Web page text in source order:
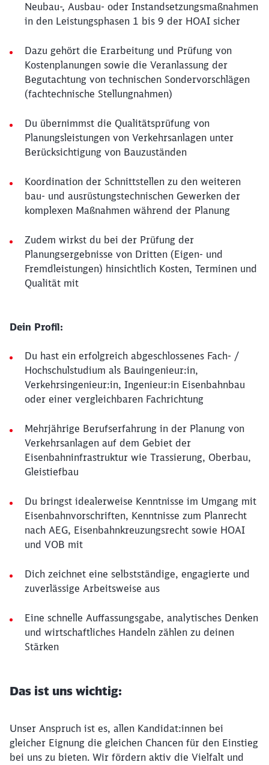
Neubau-, Ausbau- oder Instandsetzungsmaßnahmen
in den Leistungsphasen 1 bis 9 der HOAI sicher
Dazu gehört die Erarbeitung und Prüfung von
Kostenplanungen sowie die Veranlassung der
Begutachtung von technischen Sondervorschlägen
(fachtechnische Stellungnahmen)
Du übernimmst die Qualitätsprüfung von
Planungsleistungen von Verkehrsanlagen unter
Berücksichtigung von Bauzuständen
Koordination der Schnittstellen zu den weiteren
bau- und ausrüstungstechnischen Gewerken der
komplexen Maßnahmen während der Planung
Zudem wirkst du bei der Prüfung der
Planungsergebnisse von Dritten (Eigen- und
Fremdleistungen) hinsichtlich Kosten, Terminen und
Qualität mit
Dein Profil:
Du hast ein erfolgreich abgeschlossenes Fach- /
Hochschulstudium als Bauingenieur:in,
Verkehrsingenieur:in, Ingenieur:in Eisenbahnbau
oder einer vergleichbaren Fachrichtung
Mehrjährige Berufserfahrung in der Planung von
Verkehrsanlagen auf dem Gebiet der
Eisenbahninfrastruktur wie Trassierung, Oberbau,
Gleistiefbau
Du bringst idealerweise Kenntnisse im Umgang mit
Eisenbahnvorschriften, Kenntnisse zum Planrecht
nach AEG, Eisenbahnkreuzungsrecht sowie HOAI
und VOB mit
Dich zeichnet eine selbstständige, engagierte und
zuverlässige Arbeitsweise aus
Eine schnelle Auffassungsgabe, analytisches Denken
und wirtschaftliches Handeln zählen zu deinen
Stärken
Das ist uns wichtig:
Unser Anspruch ist es, allen Kandidat:innen bei
gleicher Eignung die gleichen Chancen für den Einstieg
bei uns zu bieten. Wir fördern aktiv die Vielfalt und